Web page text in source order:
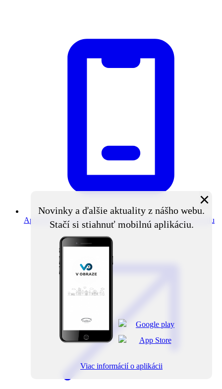
Aplikácia V obraze Novinky z obce priamo do vášho mobilu
Novinky a ďalšie aktuality z nášho webu.
Stačí si stiahnuť mobilnú aplikáciu.
×
Viac informácií o aplikácii